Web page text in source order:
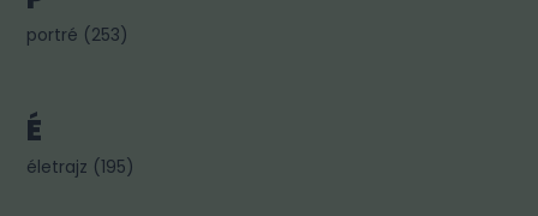
portré (253)
É
életrajz (195)